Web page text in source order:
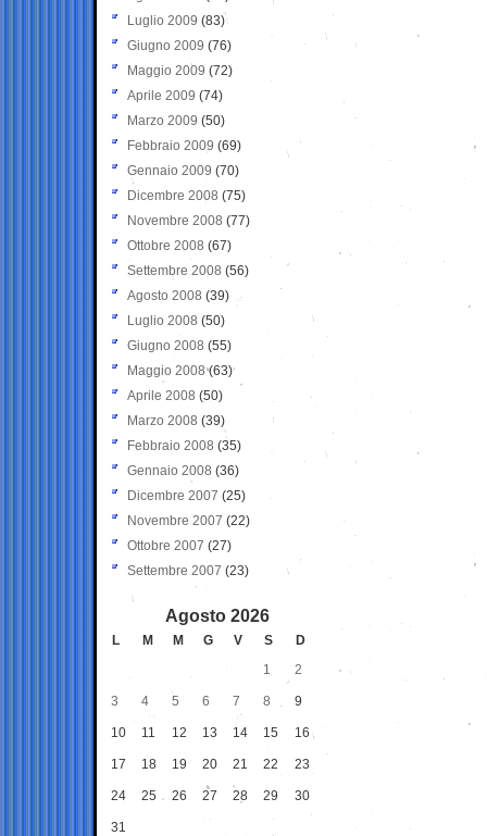
Luglio 2009 (83)
Giugno 2009 (76)
Maggio 2009 (72)
Aprile 2009 (74)
Marzo 2009 (50)
Febbraio 2009 (69)
Gennaio 2009 (70)
Dicembre 2008 (75)
Novembre 2008 (77)
Ottobre 2008 (67)
Settembre 2008 (56)
Agosto 2008 (39)
Luglio 2008 (50)
Giugno 2008 (55)
Maggio 2008(63)
Aprile 2008 (50)
Marzo 2008 (39)
Febbraio 2008 (35)
Gennaio 2008 (36)
Dicembre 2007 (25)
Novembre 2007 (22)
Ottobre 2007 (27)
Settembre 2007 (23)
Agosto 2026
L M M G V S
D
1
2
3 4 5 6 7 8 9
10 11 12 13 14 15 16
17 18 19 20 21 22 23
24 25 26 27 28 29 30
31